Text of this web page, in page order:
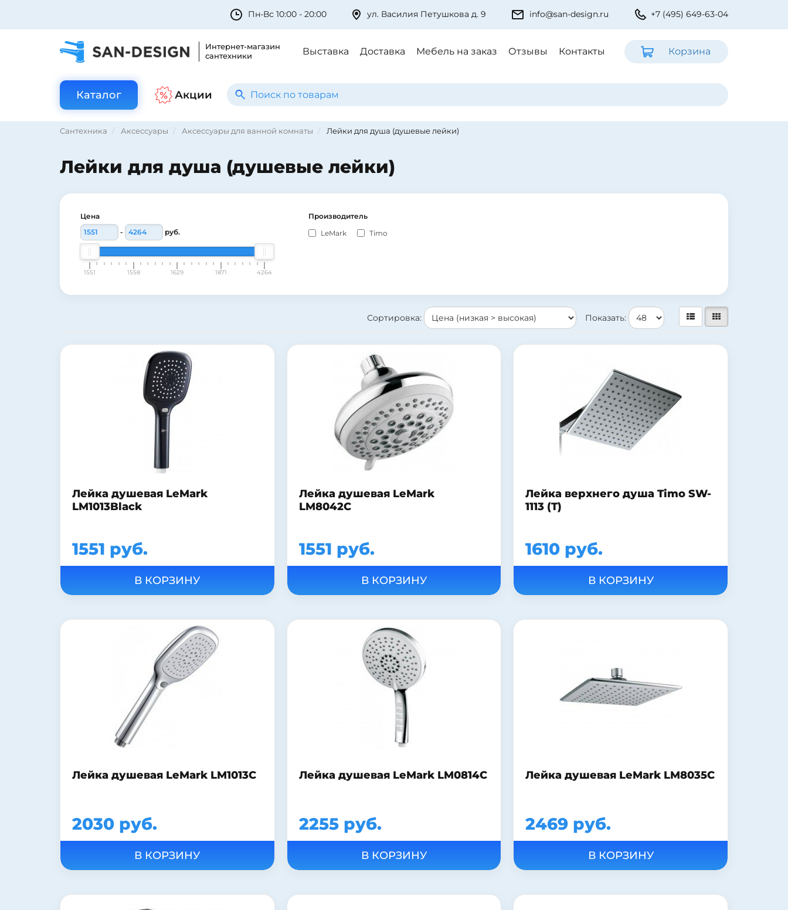
Пн-Вс 10:00 - 20:00 ул. Василия Петушкова д. 9 info@san-design.ru +7 (495) 649-63-04
Интернет-магазин
сантехники
Выставка Доставка Мебель на заказ Отзывы Контакты Корзина
Каталог Акции
Сантехника Аксессуары Аксессуары для ванной комнаты Лейки для душа (душевые лейки)
Лейки для душа (душевые лейки)
Цена
-
руб.
1551 1558 1629 1871 4264
Производитель
LeMark
Timo
Показать:
Сортировка:
Лейка душевая LeMark
LM1013Black
1551 руб.
Лейка душевая LeMark
LM8042C
1551 руб.
Лейка верхнего душа Timo SW-
1113 (T)
1610 руб.
Лейка душевая LeMark LM1013C
2030 руб.
Лейка душевая LeMark LM0814C
2255 руб.
Лейка душевая LeMark LM8035C
2469 руб.